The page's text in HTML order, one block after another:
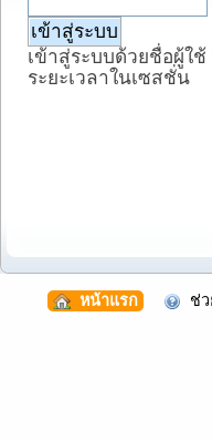
เข้าสู่ระบบด้วยชื่อผู้ใ
ระยะเวลาในเซสชั่น
หน้าแรก ช่ว